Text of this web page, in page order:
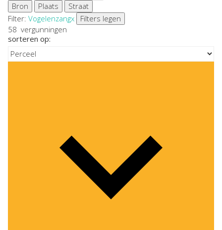
Bron
Plaats
Straat
Filter: Vogelenzangx
Filters legen
58 vergunningen
sorteren op: